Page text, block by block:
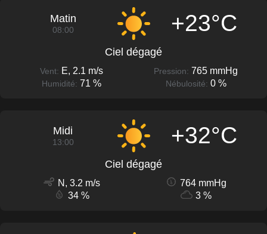
Matin
08:00 +23°C
Ciel dégagé
Vent: E, 2.1 m/s Pression: 765 mmHg
Humidité: 71 % Nébulosité: 0 %
Midi
13:00 +32°C
Ciel dégagé
N, 3.2 m/s
764 mmHg
34 %
3 %